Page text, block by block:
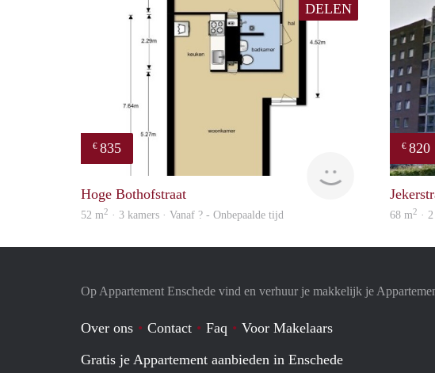
DELEN
€ 835
Hoge Bothofstraat
52 m2 · 3 kamers · Vanaf ? - Onbepaalde tijd
€ 820
68 m2 ·
Op Appartement Enschede vind en verhuur je makkelijk je
Over ons Contact Faq
Voor Makelaars
Gratis je Appartement aanbieden in Enschede